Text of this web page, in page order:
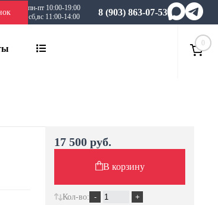
пн-пт 10:00-19:00
сб,вс 11:00-14:00
8 (903) 863-07-53
0
17 500 руб.
В корзину
Кол-во: